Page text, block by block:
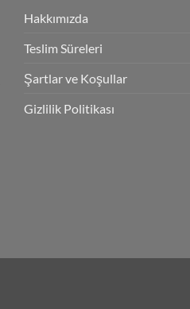
Hakkımızda
Teslim Süreleri
Şartlar ve Koşullar
Gizlilik Politikası